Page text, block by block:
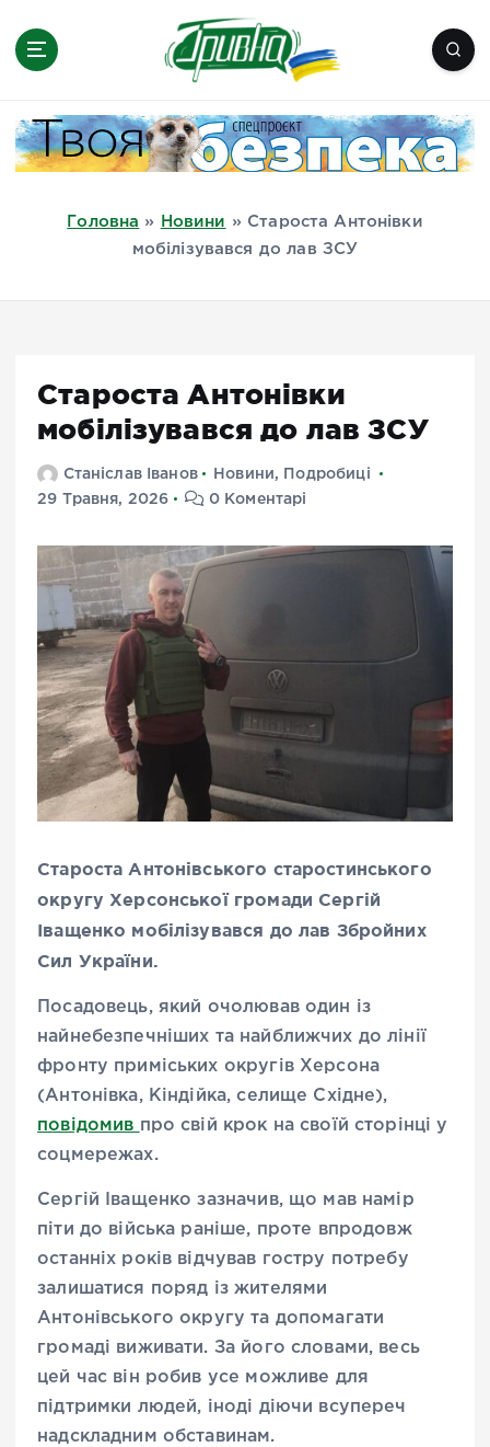
Миколаїв, Одеса, Мелітополь
Головна » Новини » Староста Антонівки
мобілізувався до лав ЗСУ
Староста Антонівки
мобілізувався до лав ЗСУ
Станіслав Іванов Новини,
Подробиці
29 Травня, 2026
0 Коментарі
Староста Антонівського старостинського
округу Херсонської громади Сергій
Іващенко мобілізувався до лав Збройних
Сил України.
Посадовець, який очолював один із
найнебезпечніших та найближчих до лінії
фронту приміських округів Херсона
(Антонівка, Кіндійка, селище Східне),
повідомив про свій крок на своїй сторінці у
соцмережах.
Сергій Іващенко зазначив, що мав намір
піти до війська раніше, проте впродовж
останніх років відчував гостру потребу
залишатися поряд із жителями
Антонівського округу та допомагати
громаді виживати. За його словами, весь
цей час він робив усе можливе для
підтримки людей, іноді діючи всупереч
надскладним обставинам.